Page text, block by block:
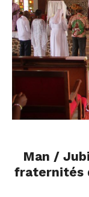
Man /
fraternités